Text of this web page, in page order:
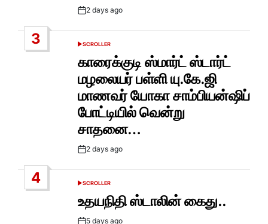
Post2 days ago
3
POSTED
SCROLLER
காரைக்குடி ஸ்மார்ட் ஸ்டார்ட்
மழலையர் பள்ளி யு.கே.ஜி
மாணவர் யோகா சாம்பியன்ஷிப்
போட்டியில் வென்று
சாதனை…
Post2 days ago
4
POSTED
SCROLLER
உதயநிதி ஸ்டாலின் கைது..
5 days ago